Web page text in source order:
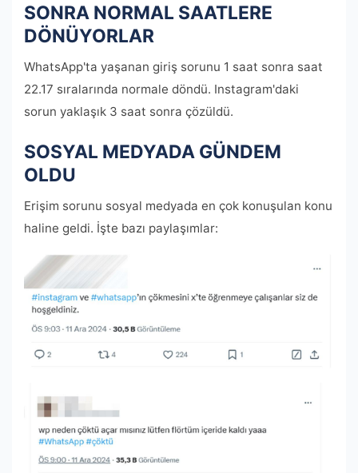
SONRA NORMAL SAATLERE
DÖNÜYORLAR
WhatsApp'ta yaşanan giriş sorunu 1 saat sonra saat
22.17 sıralarında normale döndü. Instagram'daki
sorun yaklaşık 3 saat sonra çözüldü.
SOSYAL MEDYADA GÜNDEM
OLDU
Erişim sorunu sosyal medyada en çok konuşulan konu
haline geldi. İşte bazı paylaşımlar: